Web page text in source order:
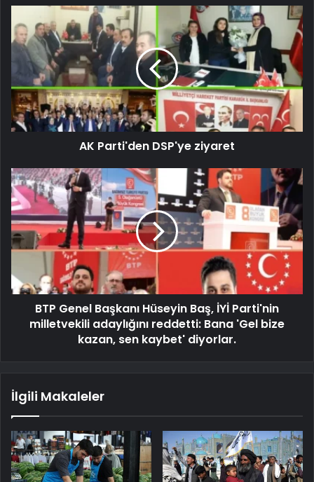
AK Parti'den DSP'ye ziyaret
BTP Genel Başkanı Hüseyin Baş, İYİ Parti'nin
milletvekili adaylığını reddetti: Bana 'Gel bize
kazan, sen kaybet' diyorlar.
İlgili Makaleler